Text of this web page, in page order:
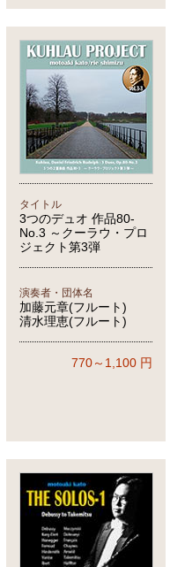
タイトル
3つのデュオ 作品80-
No.3 ～クーラウ・プロ
ジェクト第3弾
演奏者・団体名
加藤元章(フルート)
清水理恵(フルート)
770～1,100 円